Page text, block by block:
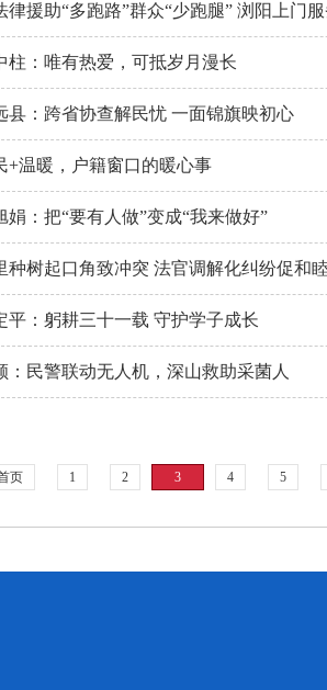
律援助“多跑路”群众“少跑腿” 浏阳上门
柱：唯有热爱，可抵岁月漫长
县：跨省协查解民忧 一面锦旗映初心
+温暖，户籍窗口的暖心事
娟：把“要有人做”变成“我来做好”
种树起口角致冲突 法官调解化纠纷促和睦
平：躬耕三十一载 守护学子成长
：民警联动无人机，深山救助采菌人
页 1 2 3 4 5